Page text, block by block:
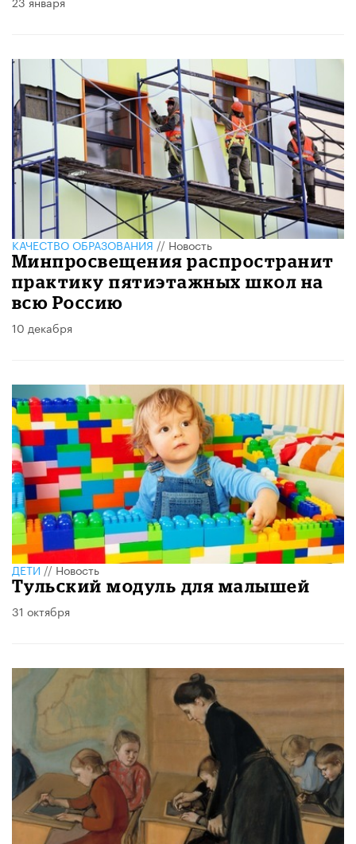
КАЧЕСТВО ОБРАЗОВАНИЯ//Новость
Минпросвещения распространит
практику пятиэтажных школ на
всю Россию
10 декабря
ДЕТИ//Новость
Тульский модуль для малышей
31 октября